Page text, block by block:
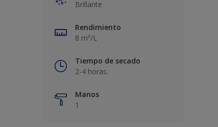
Brillante
Rendimiento
8 m²/L
Tiempo de secado
2-4 horas.
Manos
1